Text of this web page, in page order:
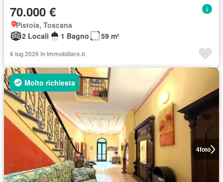
70.000 €
Pistoia, Toscana
2 Locali
1 Bagno 59 m²
6 lug 2026 in Immobiliare.it
4foto
Molto richiesta